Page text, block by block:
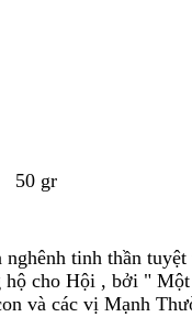
gr
tinh thần
hộ cho Hội , bởi "
và các vị Mạnh